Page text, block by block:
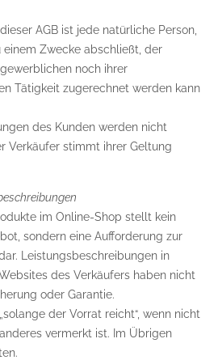
AGB ist jede natürliche Person,
Zwecke abschließt, der
noch ihrer
Tätigkeit zugerechnet werden kann
des Kunden werden nicht
Verkäufer stimmt ihrer Geltung
im Online-Shop stellt kein
sondern eine Aufforderung zur
Leistungsbeschreibungen in
des Verkäufers haben nicht
oder Garantie.
der Vorrat reicht“, wenn nicht
vermerkt ist. Im Übrigen